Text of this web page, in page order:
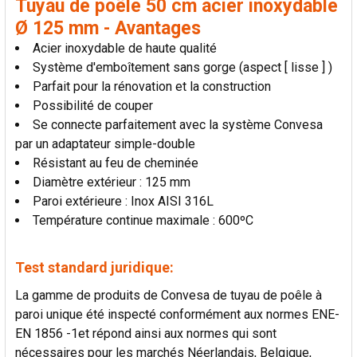
LA
SÉLECTION
AU PANIER
Tuyau de poêle 50 cm acier inoxydable
Ø 125 mm - Avantages
Acier inoxydable de haute qualité
Système d'emboîtement sans gorge (aspect [ lisse ] )
Parfait pour la rénovation et la construction
Possibilité de couper
Se connecte parfaitement avec la système Convesa
par un adaptateur simple-double
Résistant au feu de cheminée
Diamètre extérieur : 125 mm
Paroi extérieure : Inox AISI 316L
Température continue maximale : 600ºC
Test standard juridique:
La gamme de produits de Convesa de tuyau de poêle à
paroi unique été inspecté conformément aux normes ENE-
EN 1856 -1et répond ainsi aux normes qui sont
nécessaires pour les marchés Néerlandais, Belgique,